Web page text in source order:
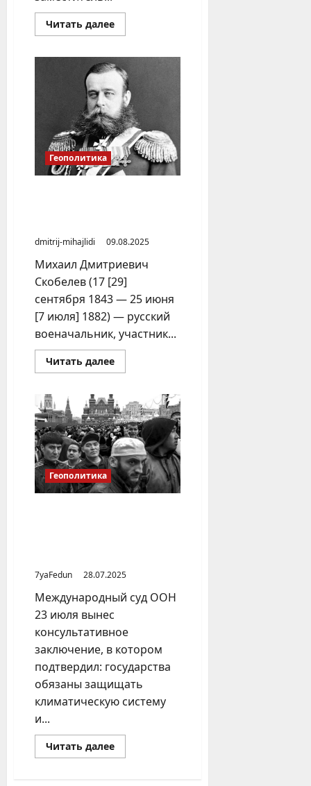
Читать далееПрочитать
больше
«Великого
Турана»
исполнении
депутата
«Ил
Тумэн»
Геополитика
dmitrij-mihajlidi
09.08.2025
Михаил Дмитриевич
Скобелев (17 [29]
сентября 1843 — 25 июня
[7 июля] 1882) — русский
военачальник, участник...
Читать далееПрочитать
больше
Скобелев
и
присоединение
Хивинского
ханства
к
России
Геополитика
7yaFedun
28.07.2025
Международный суд ООН
23 июля вынес
консультативное
заключение, в котором
подтвердил: государства
обязаны защищать
климатическую систему
и...
Читать далееПрочитать
больше